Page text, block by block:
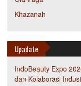
Khazanah
Upadate
IndoBeauty Expo
dan Kolaborasi